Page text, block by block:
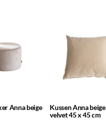
Anna beige
Kussen Anna beige
velvet 45 x 45 cm